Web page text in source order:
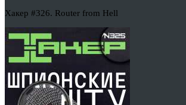
Хакер #326. Router from Hell